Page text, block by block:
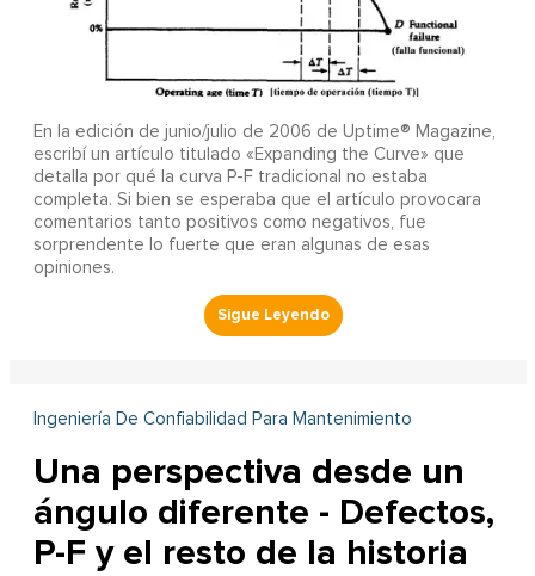
En la edición de junio/julio de 2006 de Uptime® Magazine,
escribí un artículo titulado «Expanding the Curve» que
detalla por qué la curva P-F tradicional no estaba
completa. Si bien se esperaba que el artículo provocara
comentarios tanto positivos como negativos, fue
sorprendente lo fuerte que eran algunas de esas
opiniones.
Ingeniería De Confiabilidad Para Mantenimiento
Una perspectiva desde un
ángulo diferente - Defectos,
P-F y el resto de la historia